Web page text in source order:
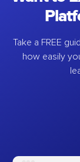
Take a FREE
how easily